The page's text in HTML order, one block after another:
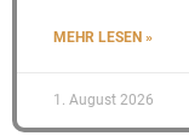
MEHR LESEN »
1. August 2026